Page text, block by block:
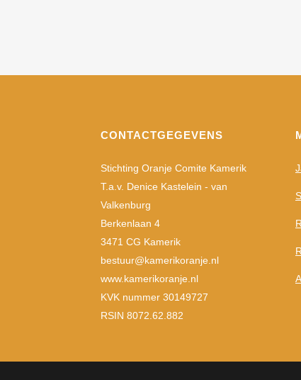
CONTACTGEGEVENS
Stichting Oranje Comite Kamerik
T.a.v. Denice Kastelein - van
Valkenburg
Berkenlaan 4
3471 CG Kamerik
bestuur@kamerikoranje.nl
www.kamerikoranje.nl
KVK nummer 30149727
RSIN 8072.62.882